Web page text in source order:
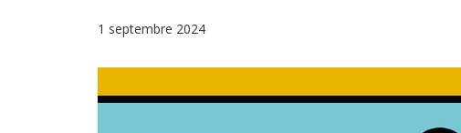
1 septembre 2024